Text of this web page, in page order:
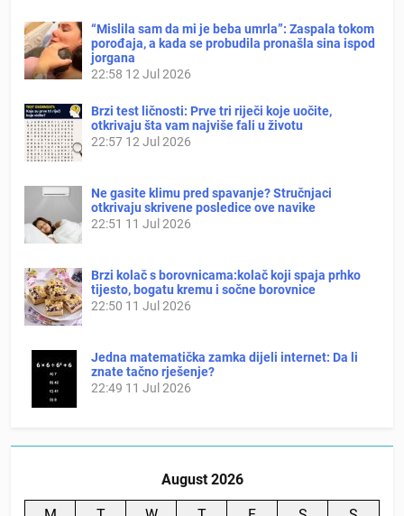
“Mislila sam da mi je beba umrla”: Zaspala tokom
porođaja, a kada se probudila pronašla sina ispod
jorgana
22:58 12 Jul 2026
Brzi test ličnosti: Prve tri riječi koje uočite,
otkrivaju šta vam najviše fali u životu
22:57 12 Jul 2026
Ne gasite klimu pred spavanje? Stručnjaci
otkrivaju skrivene posledice ove navike
22:51 11 Jul 2026
Brzi kolač s borovnicama:kolač koji spaja prhko
tijesto, bogatu kremu i sočne borovnice
22:50 11 Jul 2026
Jedna matematička zamka dijeli internet: Da li
znate tačno rješenje?
22:49 11 Jul 2026
August 2026